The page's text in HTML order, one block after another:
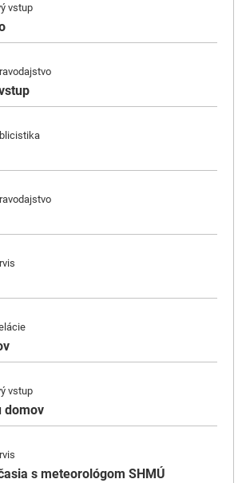
vstup
vstup
domov
s meteorológom SHMÚ